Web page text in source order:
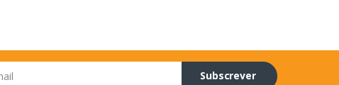
Subscrever